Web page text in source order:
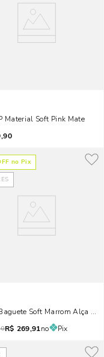
Material Soft Pink Mate
no Pix
Soft Marrom Alça
R$ 269,91no Pix